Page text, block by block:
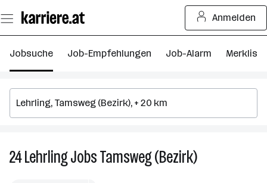
Seiteninhalt
springen
Anmelden
Jobsuche Job-Empfehlungen Job-Alarm Merkliste
24LehrlingJobsTamsweg (Bezirk)24